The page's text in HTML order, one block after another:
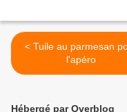
< Tuile au parmesan pour
l'apéro
Hébergé par Overblog